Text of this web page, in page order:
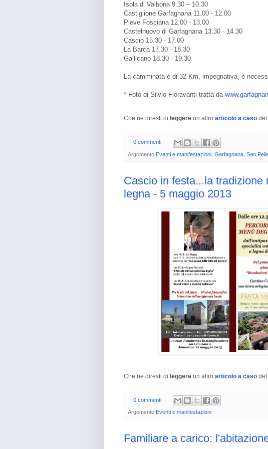
Isola di Valbona 9.30 – 10.30
Castiglione Garfagnana 11.00 - 12.00
Pieve Fosciana 12.00 - 13.00
Castelnuovo di Garfagnana 13.30 - 14.30
Cascio 15.30 - 17.00
La Barca 17.30 - 18.30
Gallicano 18.30 - 19.30
La camminata è di 32 Km, impegnativa, è
* Foto di Silvio Fioravanti tratta da
Che ne diresti di leggere un altro articolo a caso del
0 commenti
Argomento Eventi e manifestazioni Garfagnana San
Cascio in festa...la tradizione
legna - 5 maggio 2013
Che ne diresti di leggere un altro articolo a caso del
0 commenti
Argomento Eventi e manifestazioni
Familiare a carico: